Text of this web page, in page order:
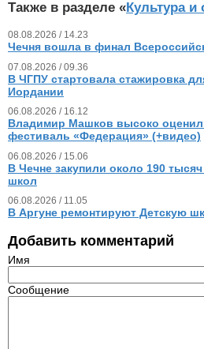
Также в разделе «Культура и
08.08.2026 / 14.23
Чечня вошла в финал
07.08.2026 / 09.36
В ЧГПУ стартовала стажировка
Иордании
06.08.2026 / 16.12
Владимир Машков высоко
фестиваль «Федерация» (+видео)
06.08.2026 / 15.06
В Чечне закупили около 190
школ
06.08.2026 / 11.05
В Аргуне ремонтируют Детскую
Добавить комментарий
Имя
Сообщение